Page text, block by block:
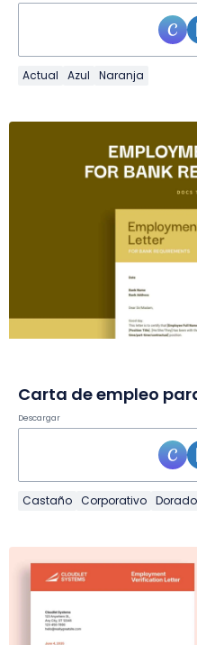
Actual Azul Naranja
Descargar
Castaño Corporativo Dorado